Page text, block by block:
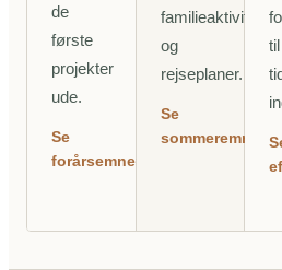
de
første
projekter
ude.
Se
forårsemner
familieaktiviteter
og
rejseplaner.
Se
sommeremner